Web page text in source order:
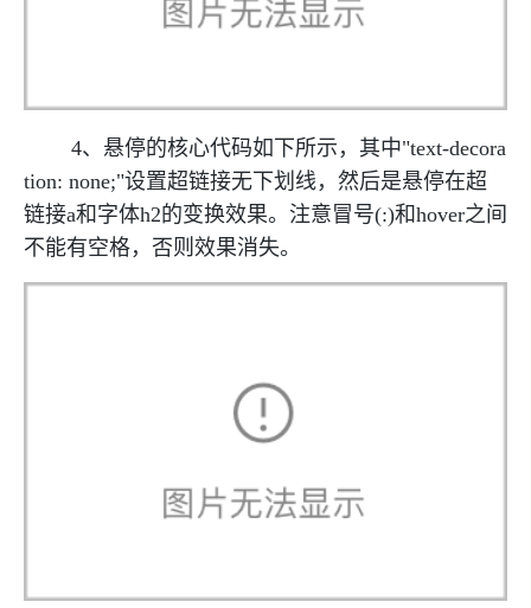
4、悬停的核心代码如下所示，其中"text-decora
tion: none;"设置超链接无下划线，然后是悬停在超
链接a和字体h2的变换效果。注意冒号(:)和hover之间
不能有空格，否则效果消失。